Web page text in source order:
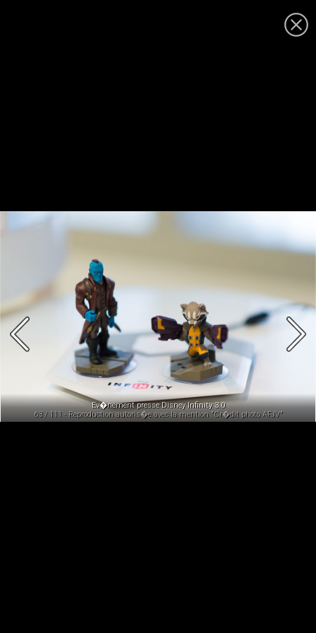
Ev�nement presse Disney Infinity 3.0
63 / 111 - Reproduction autoris�e avec la mention "Cr�dit photo AFJV"